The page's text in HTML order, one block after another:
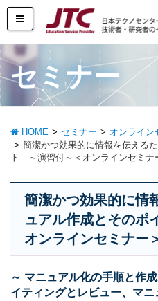
セミナー
HOME セミナー
オンライン
簡潔かつ効果的に情報を伝える
ト ～演習付～＜オンラインセミナ
簡潔かつ効果的に情
ュアル作成とその
オンラインセミナー
～ マニュアル化の手順と作
イティングとレビュー、マ